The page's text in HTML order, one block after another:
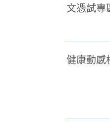
文憑試專
健康動感